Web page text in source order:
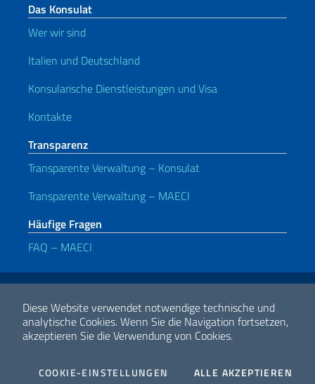
Diese Website verwendet notwendige technische und
analytische Cookies.Wenn Sie die Navigation fortsetzen,
akzeptieren Sie die Verwendung von Cookies.
COOKIE-EINSTELLUNGEN COOKIESALLE AKZEPTIEREN
Das Konsulat
Wer wir sind
Italien und Deutschland
Konsularische Dienstleistungen und Visa
Kontakte
Transparenz
Transparente Verwaltung – Konsulat
Transparente Verwaltung – MAECI
Häufige Fragen
FAQ – MAECI
Nützliche Links
internationale Zusammenarbeit